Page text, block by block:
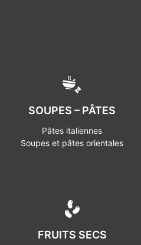
SOUPES – PÂTES
Pâtes italiennes
Soupes et pâtes orientales
FRUITS SECS